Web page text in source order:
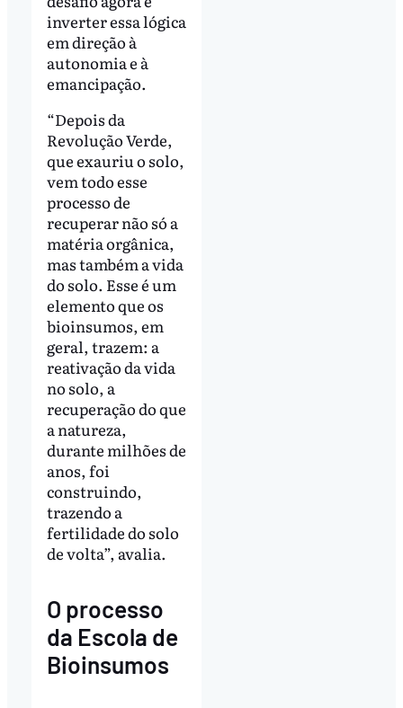
inverter essa lógica
em direção à
autonomia e à
emancipação.
“Depois da
Revolução Verde,
que exauriu o solo,
vem todo esse
processo de
recuperar não só a
matéria orgânica,
mas também a vida
do solo. Esse é um
elemento que os
bioinsumos, em
geral, trazem: a
reativação da vida
no solo, a
recuperação do que
a natureza,
durante milhões de
anos, foi
construindo,
trazendo a
fertilidade do solo
de volta”, avalia.
O processo
da Escola de
Bioinsumos